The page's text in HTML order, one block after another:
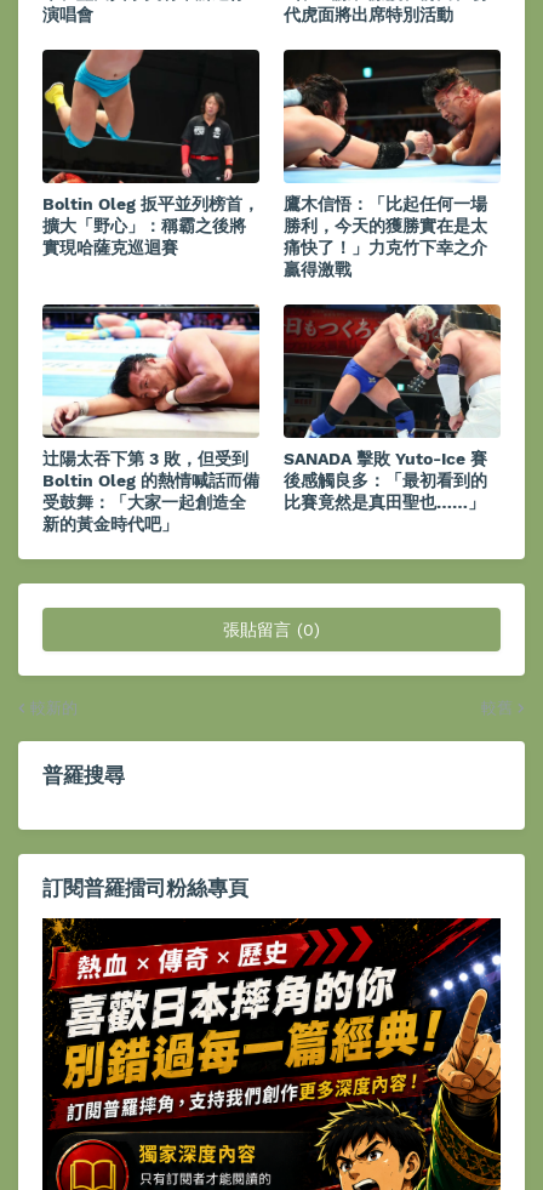
演唱會
代虎面將出席特別活動
Boltin Oleg 扳平並列榜首，
擴大「野心」：稱霸之後將
實現哈薩克巡迴賽
鷹木信悟：「比起任何一場
勝利，今天的獲勝實在是太
痛快了！」力克竹下幸之介
贏得激戰
辻陽太吞下第 3 敗，但受到
Boltin Oleg 的熱情喊話而備
受鼓舞：「大家一起創造全
新的黃金時代吧」
SANADA 擊敗 Yuto-Ice 賽
後感觸良多：「最初看到的
比賽竟然是真田聖也……」
張貼留言 (0)
較新的 較舊
普羅搜尋
訂閱普羅擂司粉絲專頁